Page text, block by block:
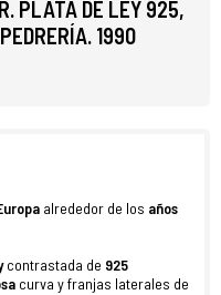
PLATA DE LEY 925,
1990
alrededor de los años
contrastada de 925
curva y franjas laterales de